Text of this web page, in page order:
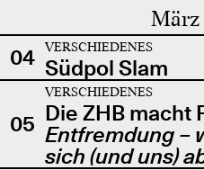
04 VERSCHIEDENES
Südpol Slam
05
VERSCHIEDENES
Die ZHB macht
Entfremdung –
sich (und uns)